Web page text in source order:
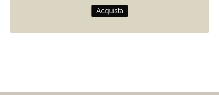
Acquista